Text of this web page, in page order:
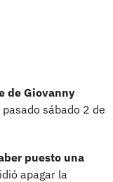
de Giovanny
sábado 2 de
puesto una
apagar la